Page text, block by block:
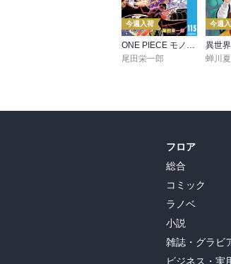
今週入荷
尾田栄一郎
今週
蝉川
フロア
総合
コミック
ラノベ
小説
雑誌・グラビ
ビジネス・実